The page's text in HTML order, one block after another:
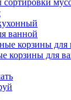
ванной
корзины для
корзины для